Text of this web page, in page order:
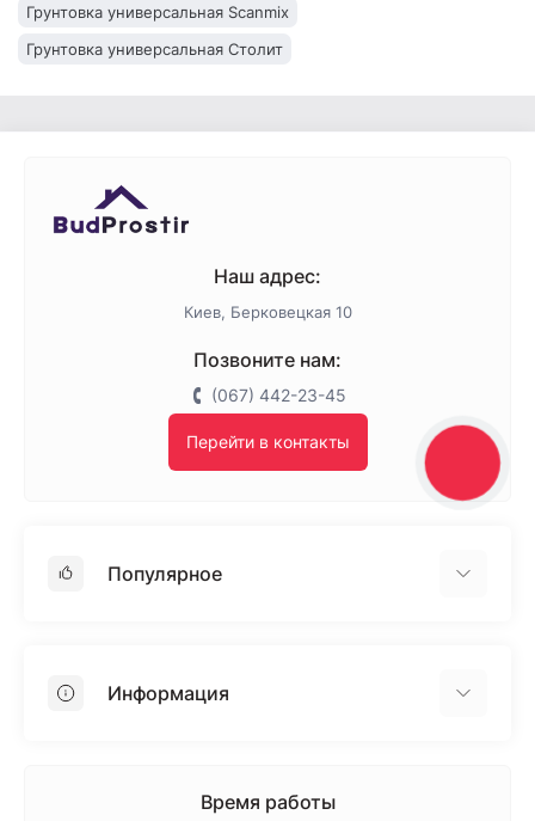
Грунтовка универсальная Scanmix
Грунтовка универсальная Столит
Универсальная грунтовка Ceresit
Грунтовка универсальная BudmonsteR
Универсальная грунтовка Baumit
Грунтовка универсальная Anserglob
Наш адрес:
Киев, Берковецкая 10
Позвоните нам:
(067) 442-23-45
Перейти в контакты
Популярное
ПенопластИнформация
Время работы